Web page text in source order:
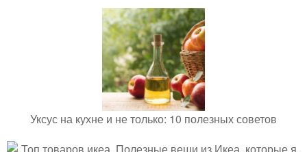
Уксус на кухне и не только: 10 полезных советов